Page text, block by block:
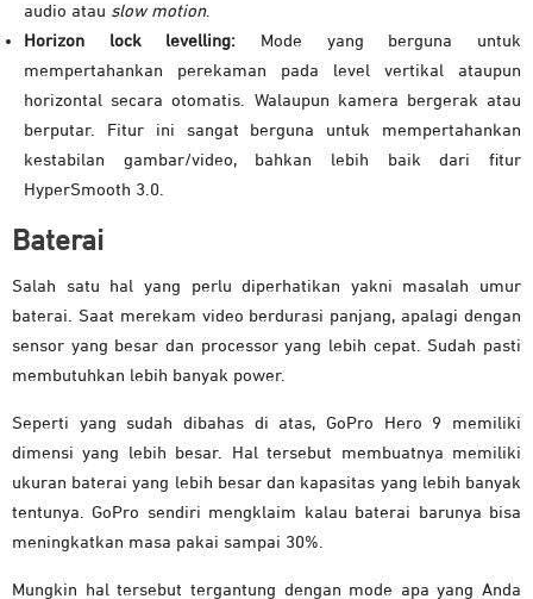
audio atau slow motion.
Horizon lock levelling: Mode yang berguna untuk
mempertahankan perekaman pada level vertikal ataupun
horizontal secara otomatis. Walaupun kamera bergerak atau
berputar. Fitur ini sangat berguna untuk mempertahankan
kestabilan gambar/video, bahkan lebih baik dari fitur
HyperSmooth 3.0.
Baterai
Salah satu hal yang perlu diperhatikan yakni masalah umur
baterai. Saat merekam video berdurasi panjang, apalagi dengan
sensor yang besar dan processor yang lebih cepat. Sudah pasti
membutuhkan lebih banyak power.
Seperti yang sudah dibahas di atas, GoPro Hero 9 memiliki
dimensi yang lebih besar. Hal tersebut membuatnya memiliki
ukuran baterai yang lebih besar dan kapasitas yang lebih banyak
tentunya. GoPro sendiri mengklaim kalau baterai barunya bisa
meningkatkan masa pakai sampai 30%.
Mungkin hal tersebut tergantung dengan mode apa yang Anda